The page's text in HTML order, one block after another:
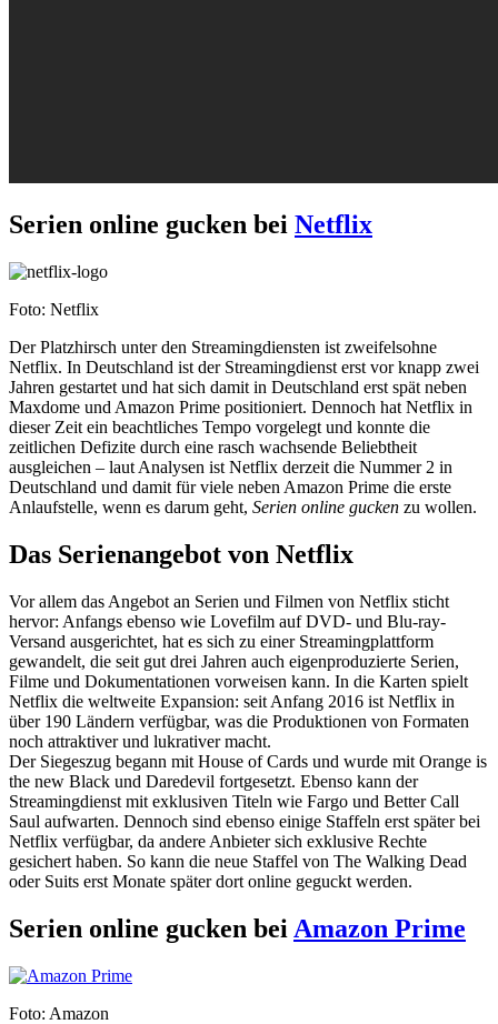
Serien online gucken bei Netflix
Foto: Netflix
Der Platzhirsch unter den Streamingdiensten ist zweifelsohne
Netflix. In Deutschland ist der Streamingdienst erst vor knapp zwei
Jahren gestartet und hat sich damit in Deutschland erst spät neben
Maxdome und Amazon Prime positioniert. Dennoch hat Netflix in
dieser Zeit ein beachtliches Tempo vorgelegt und konnte die
zeitlichen Defizite durch eine rasch wachsende Beliebtheit
ausgleichen – laut Analysen ist Netflix derzeit die Nummer 2 in
Deutschland und damit für viele neben Amazon Prime die erste
Anlaufstelle, wenn es darum geht, Serien online gucken zu wollen.
Das Serienangebot von Netflix
Vor allem das Angebot an Serien und Filmen von Netflix sticht
hervor: Anfangs ebenso wie Lovefilm auf DVD- und Blu-ray-
Versand ausgerichtet, hat es sich zu einer Streamingplattform
gewandelt, die seit gut drei Jahren auch eigenproduzierte Serien,
Filme und Dokumentationen vorweisen kann. In die Karten spielt
Netflix die weltweite Expansion: seit Anfang 2016 ist Netflix in
über 190 Ländern verfügbar, was die Produktionen von Formaten
noch attraktiver und lukrativer macht.
Der Siegeszug begann mit House of Cards und wurde mit Orange is
the new Black und Daredevil fortgesetzt. Ebenso kann der
Streamingdienst mit exklusiven Titeln wie Fargo und Better Call
Saul aufwarten. Dennoch sind ebenso einige Staffeln erst später bei
Netflix verfügbar, da andere Anbieter sich exklusive Rechte
gesichert haben. So kann die neue Staffel von The Walking Dead
oder Suits erst Monate später dort online geguckt werden.
Serien online gucken bei Amazon Prime
Foto: Amazon